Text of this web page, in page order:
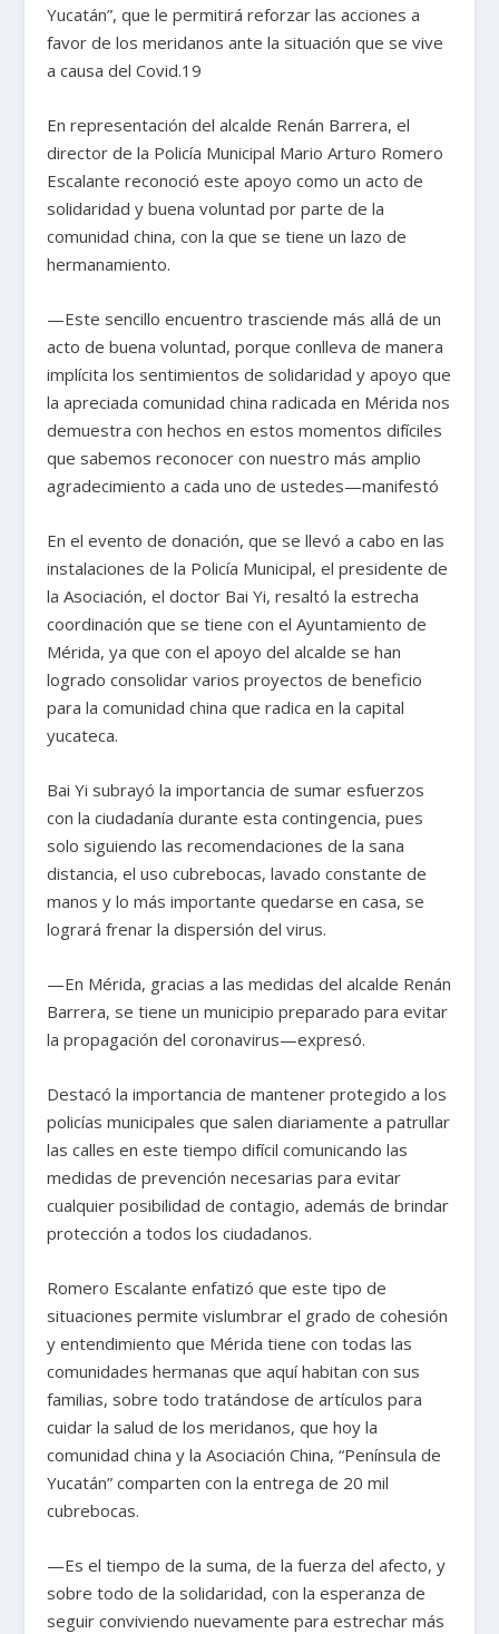
Yucatán”, que le permitirá reforzar las acciones a
favor de los meridanos ante la situación que se vive
a causa del Covid.19
En representación del alcalde Renán Barrera, el
director de la Policía Municipal Mario Arturo Romero
Escalante reconoció este apoyo como un acto de
solidaridad y buena voluntad por parte de la
comunidad china, con la que se tiene un lazo de
hermanamiento.
—Este sencillo encuentro trasciende más allá de un
acto de buena voluntad, porque conlleva de manera
implícita los sentimientos de solidaridad y apoyo que
la apreciada comunidad china radicada en Mérida nos
demuestra con hechos en estos momentos difíciles
que sabemos reconocer con nuestro más amplio
agradecimiento a cada uno de ustedes—manifestó
En el evento de donación, que se llevó a cabo en las
instalaciones de la Policía Municipal, el presidente de
la Asociación, el doctor Bai Yi, resaltó la estrecha
coordinación que se tiene con el Ayuntamiento de
Mérida, ya que con el apoyo del alcalde se han
logrado consolidar varios proyectos de beneficio
para la comunidad china que radica en la capital
yucateca.
Bai Yi subrayó la importancia de sumar esfuerzos
con la ciudadanía durante esta contingencia, pues
solo siguiendo las recomendaciones de la sana
distancia, el uso cubrebocas, lavado constante de
manos y lo más importante quedarse en casa, se
logrará frenar la dispersión del virus.
—En Mérida, gracias a las medidas del alcalde Renán
Barrera, se tiene un municipio preparado para evitar
la propagación del coronavirus—expresó.
Destacó la importancia de mantener protegido a los
policías municipales que salen diariamente a patrullar
las calles en este tiempo difícil comunicando las
medidas de prevención necesarias para evitar
cualquier posibilidad de contagio, además de brindar
protección a todos los ciudadanos.
Romero Escalante enfatizó que este tipo de
situaciones permite vislumbrar el grado de cohesión
y entendimiento que Mérida tiene con todas las
comunidades hermanas que aquí habitan con sus
familias, sobre todo tratándose de artículos para
cuidar la salud de los meridanos, que hoy la
comunidad china y la Asociación China, “Península de
Yucatán” comparten con la entrega de 20 mil
cubrebocas.
—Es el tiempo de la suma, de la fuerza del afecto, y
sobre todo de la solidaridad, con la esperanza de
seguir conviviendo nuevamente para estrechar más